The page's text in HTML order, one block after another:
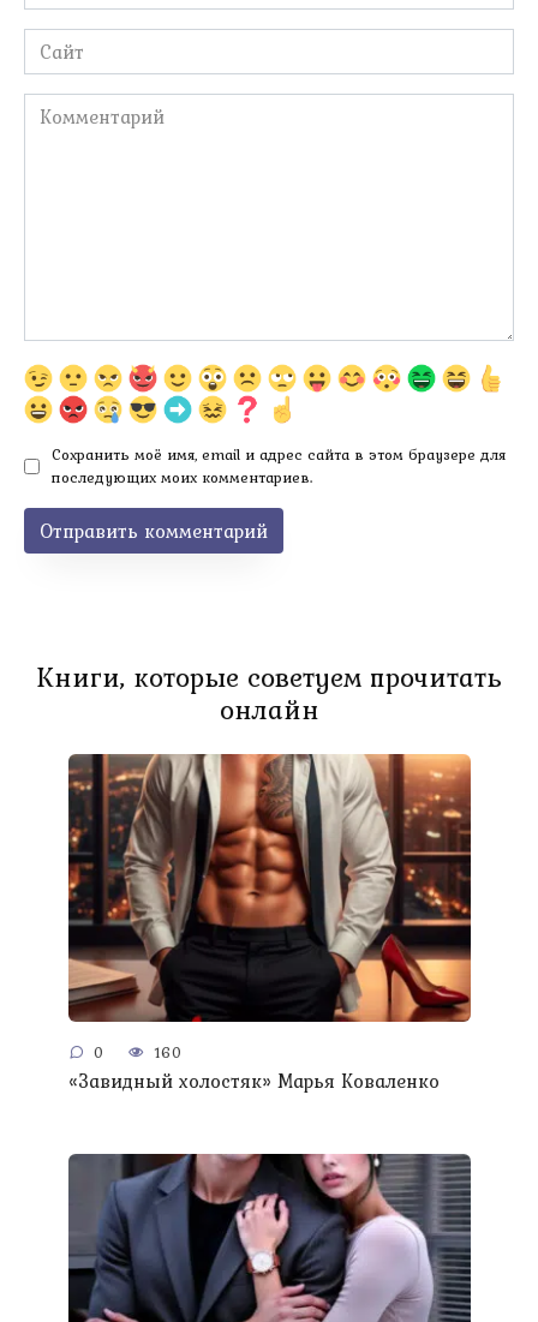
*
Сайт
Комментарий
Сохранить моё имя, email и адрес сайта в этом браузере для
последующих моих комментариев.
Книги, которые советуем прочитать
онлайн
0 160
«Завидный холостяк» Марья Коваленко